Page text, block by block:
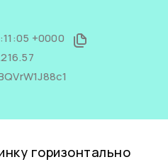
+0000
горизонтально